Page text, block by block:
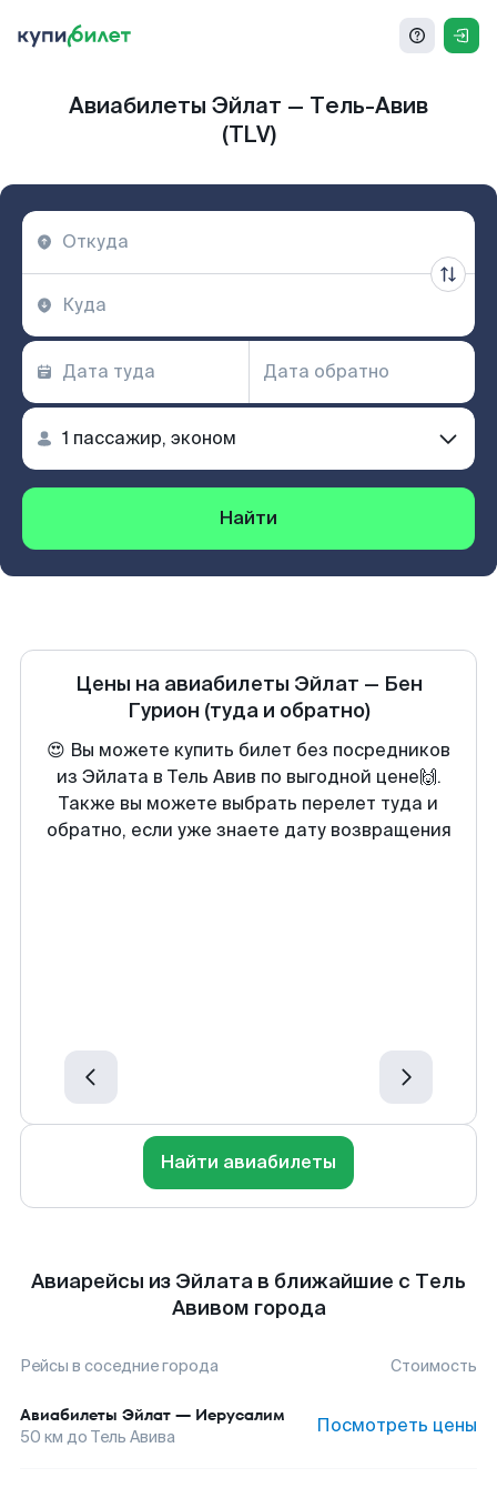
Авиабилеты Эйлат — Тель-Авив
(TLV)
Найти
Цены на авиабилеты Эйлат — Бен
Гурион (туда и обратно)
😍 Вы можете купить билет без посредников
из Эйлата в Тель Авив по выгодной цене🙌.
Также вы можете выбрать перелет туда и
обратно, если уже знаете дату возвращения
Найти авиабилеты
Авиарейсы из Эйлата в ближайшие с Тель
Авивом города
Рейсы в соседние города Стоимость
Авиабилеты Эйлат — Иерусалим
50 км до Тель Авива Посмотреть цены